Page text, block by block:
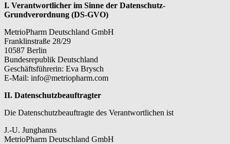
I. Verantwortlicher im Sinne der Datenschutz-
Grundverordnung (DS-GVO)
MetrioPharm Deutschland GmbH
Franklinstraße 28/29
10587 Berlin
Bundesrepublik Deutschland
Geschäftsführerin: Eva Brysch
E-Mail: info@metriopharm.com
II. Datenschutzbeauftragter
Die Datenschutzbeauftragte des Verantwortlichen ist
J.-U. Junghanns
MetrioPharm Deutschland GmbH